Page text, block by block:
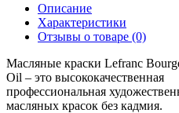
Описание
Характеристики
Отзывы о товаре (0)
Масляные краски Lefranc
Oil – это высококачественная
профессиональная
масляных красок без кадмия.